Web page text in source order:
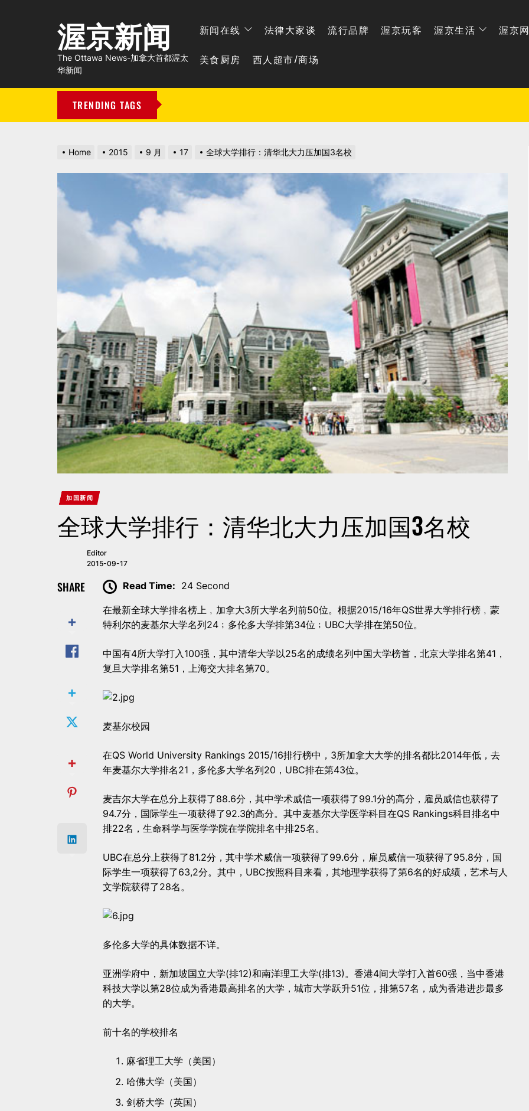
渥京新闻
The Ottawa News-加拿大首都渥太
华新闻
新闻在线 法律大家谈 流行品牌 渥京玩客 渥京生活 渥京
美食厨房 西人超市/商场
TRENDING TAGS
Home 2015 9 月 17 全球大学排行：清华北大力压加国3名校
加国新闻
全球大学排行：清华北大力压加国3名校
Editor
2015-09-17
SHARE Read Time: 24 Second
在最新全球大学排名榜上﹐加拿大3所大学名列前50位。根据2015/16年QS世界大学排行榜﹐蒙
特利尔的麦基尔大学名列24﹔多伦多大学排第34位﹔UBC大学排在第50位。
中国有4所大学打入100强，其中清华大学以25名的成绩名列中国大学榜首，北京大学排名第41，
复旦大学排名第51，上海交大排名第70。
麦基尔校园
在QS World University Rankings 2015/16排行榜中，3所加拿大大学的排名都比2014年低，去
年麦基尔大学排名21，多伦多大学名列20，UBC排在第43位。
麦吉尔大学在总分上获得了88.6分，其中学术威信一项获得了99.1分的高分，雇员威信也获得了
94.7分，国际学生一项获得了92.3的高分。其中麦基尔大学医学科目在QS Rankings科目排名中
排22名，生命科学与医学学院在学院排名中排25名。
UBC在总分上获得了81.2分，其中学术威信一项获得了99.6分，雇员威信一项获得了95.8分，国
际学生一项获得了63,2分。其中，UBC按照科目来看，其地理学获得了第6名的好成绩，艺术与人
文学院获得了28名。
多伦多大学的具体数据不详。
亚洲学府中，新加坡国立大学(排12)和南洋理工大学(排13)。香港4间大学打入首60强，当中香港
科技大学以第28位成为香港最高排名的大学，城市大学跃升51位，排第57名，成为香港进步最多
的大学。
前十名的学校排名
麻省理工大学（美国）
哈佛大学（美国）
剑桥大学（英国）